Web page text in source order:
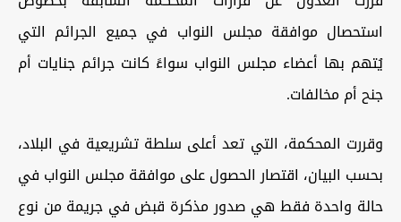
استحصال موافقة مجلس النواب في جميع الجرائم التي
يُتهم بها أعضاء مجلس النواب سواءً كانت جرائم جنايات أم
جنح أم مخالفات.
وقررت المحكمة، التي تعد أعلى سلطة تشريعية في البلاد،
بحسب البيان، اقتصار الحصول على موافقة مجلس النواب في
حالة واحدة فقط هي صدور مذكرة قبض في جريمة من نوع